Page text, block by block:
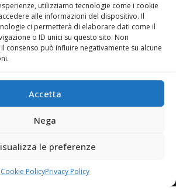
utilizziamo tecnologie come i cookie
alle informazioni del dispositivo. Il
ci permetterà di elaborare dati come il
o ID unici su questo sito. Non
consenso può influire negativamente su alcune
Accetta
Nega
le preferenze
Cookie PolicyPrivacy Policy
WeBologna Web Agency
Reserved.